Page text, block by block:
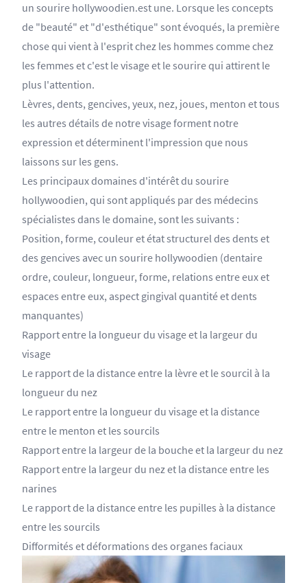
un sourire hollywoodien.est une. Lorsque les concepts
de "beauté" et "d'esthétique" sont évoqués, la première
chose qui vient à l'esprit chez les hommes comme chez
les femmes et c'est le visage et le sourire qui attirent le
plus l'attention.
Lèvres, dents, gencives, yeux, nez, joues, menton et tous
les autres détails de notre visage forment notre
expression et déterminent l'impression que nous
laissons sur les gens.
Les principaux domaines d'intérêt du sourire
hollywoodien, qui sont appliqués par des médecins
spécialistes dans le domaine, sont les suivants :
Position, forme, couleur et état structurel des dents et
des gencives avec un sourire hollywoodien (dentaire
ordre, couleur, longueur, forme, relations entre eux et
espaces entre eux, aspect gingival quantité et dents
manquantes)
Rapport entre la longueur du visage et la largeur du
visage
Le rapport de la distance entre la lèvre et le sourcil à la
longueur du nez
Le rapport entre la longueur du visage et la distance
entre le menton et les sourcils
Rapport entre la largeur de la bouche et la largeur du nez
Rapport entre la largeur du nez et la distance entre les
narines
Le rapport de la distance entre les pupilles à la distance
entre les sourcils
Difformités et déformations des organes faciaux